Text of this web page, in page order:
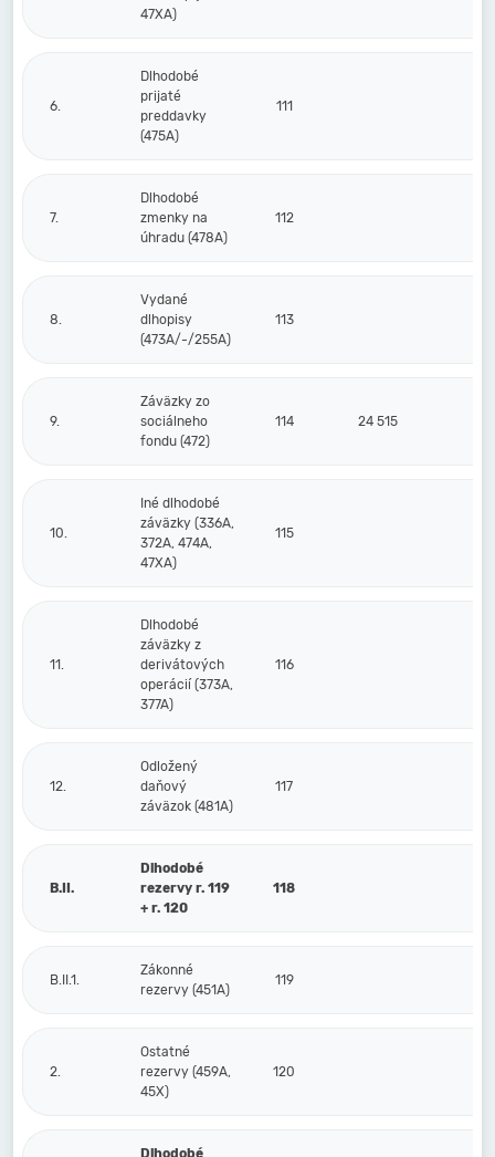
47XA)
6.
Dlhodobé
prijaté
preddavky
(475A)
111
7.
Dlhodobé
zmenky na
úhradu (478A)
112
8.
Vydané
dlhopisy
(473A/-/255A)
113
9.
Záväzky zo
sociálneho
fondu (472)
114 24 515
10.
Iné dlhodobé
záväzky (336A,
372A, 474A,
47XA)
115
11.
Dlhodobé
záväzky z
derivátových
operácií (373A,
377A)
116
12.
Odložený
daňový
záväzok (481A)
117
B.II.
Dlhodobé
rezervy r. 119
+ r. 120
118
B.II.1.
Zákonné
rezervy (451A)
119
2.
Ostatné
rezervy (459A,
45X)
120
Dlhodobé